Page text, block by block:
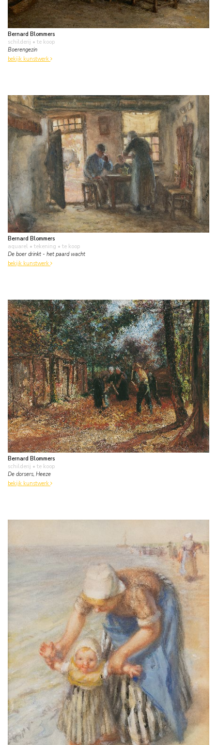
Bernard Blommers
schilderij • te koop
Boerengezin
bekijk kunstwerk
Bernard Blommers
aquarel • tekening • te koop
De boer drinkt - het paard wacht
bekijk kunstwerk
Bernard Blommers
schilderij • te koop
De dorsers, Heeze
bekijk kunstwerk